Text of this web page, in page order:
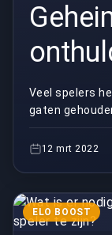
Veel spelers
gaten
ze enkele van
12 mrt 2022
ELO BOOST